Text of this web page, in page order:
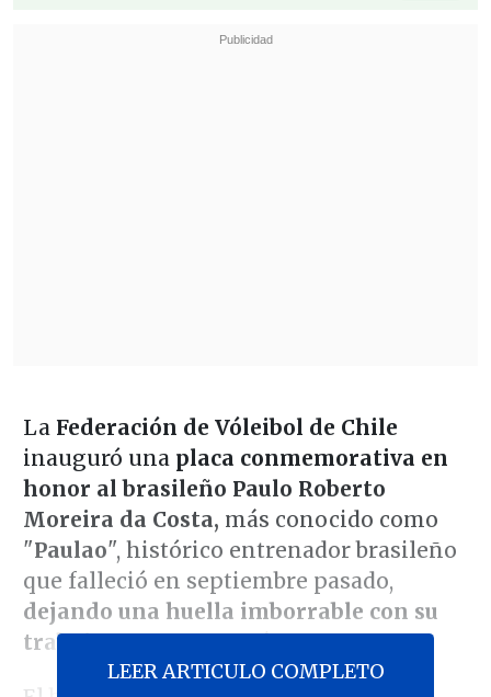
La Federación de Vóleibol de Chile
inauguró una placa conmemorativa en
honor al brasileño Paulo Roberto
Moreira da Costa, más conocido como
"Paulao", histórico entrenador brasileño
que falleció en septiembre pasado,
dejando una huella imborrable con su
trabajo en nuestro país.
LEER ARTICULO COMPLETO